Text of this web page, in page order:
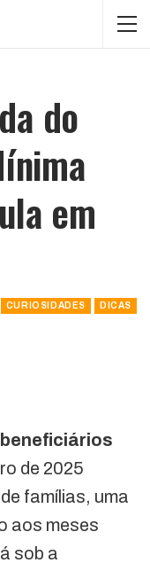
do
em
CURIOSIDADES DICAS
de 2025
famílias, uma
aos meses
sob a